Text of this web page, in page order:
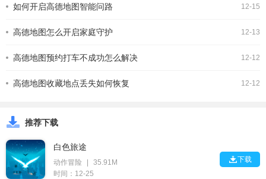
12-15
如何开启高德地图智能问路
12-13
高德地图怎么开启家庭守护
12-12
高德地图预约打车不成功怎么解决
12-12
高德地图收藏地点丢失如何恢复
推荐下载
白色旅途
动作冒险
35.91M
时间：12-25
下载